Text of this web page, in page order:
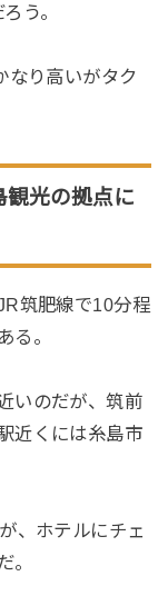
う。
なり高いがタク
観光の拠点に
筑肥線で10分程
る。
いのだが、筑前
近くには糸島市
、ホテルにチェ
。